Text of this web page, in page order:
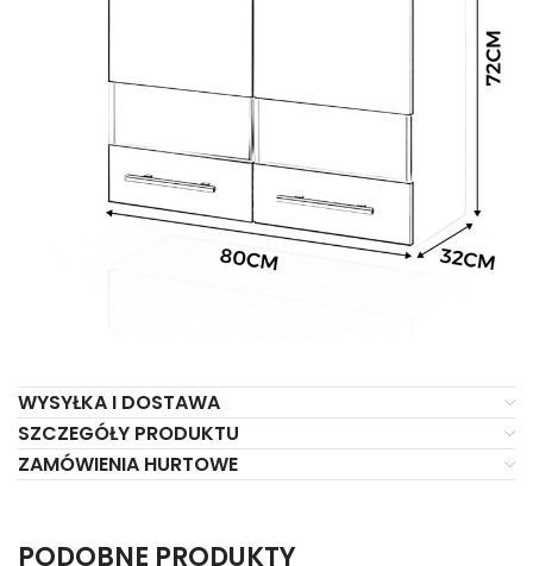
WYSYŁKA I DOSTAWA
SZCZEGÓŁY PRODUKTU
ZAMÓWIENIA HURTOWE
PODOBNE PRODUKTY